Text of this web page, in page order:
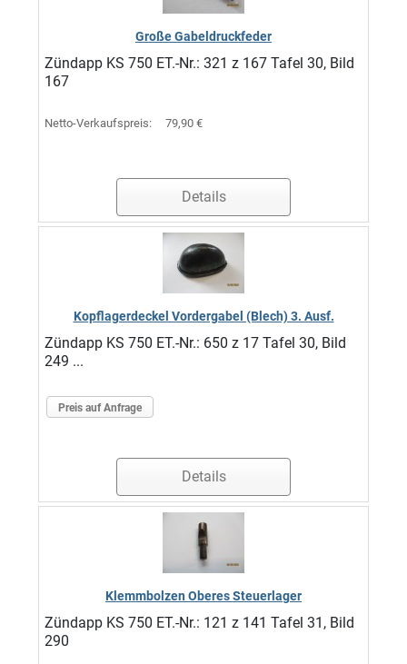
Große Gabeldruckfeder
Zündapp KS 750 ET.-Nr.: 321 z 167 Tafel 30, Bild
167
Netto-Verkaufspreis: 79,90 €
Details
Kopflagerdeckel Vordergabel (Blech) 3. Ausf.
Zündapp KS 750 ET.-Nr.: 650 z 17 Tafel 30, Bild
249 ...
Preis auf Anfrage
Details
Klemmbolzen Oberes Steuerlager
Zündapp KS 750 ET.-Nr.: 121 z 141 Tafel 31, Bild
290